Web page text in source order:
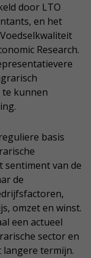
door LTO
en het
Research.
te kunnen
basis
sentiment van de
de
omzet en winst.
een actueel
sector en
termijn.